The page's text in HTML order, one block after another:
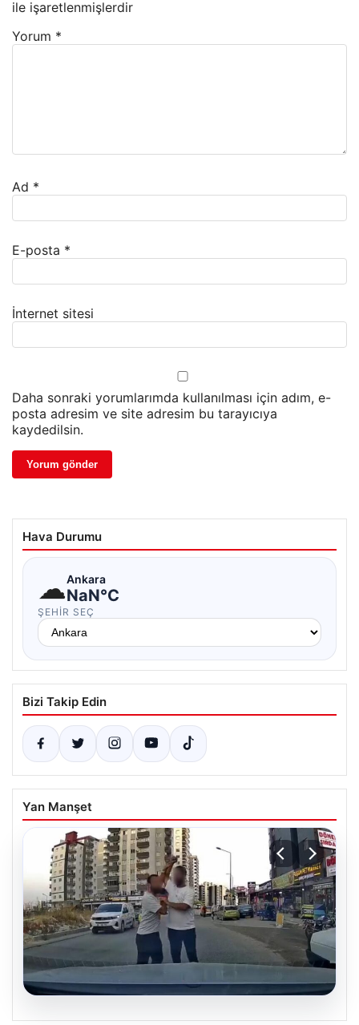
ile işaretlenmişlerdir
Yorum *
Ad *
E-posta *
İnternet sitesi
Daha sonraki yorumlarımda kullanılması için adım, e-
posta adresim ve site adresim bu tarayıcıya
kaydedilsin.
Hava Durumu
☁Ankara
NaN°C
ŞEHIR SEÇ
Bizi Takip Edin
Yan Manşet
06.08.2026